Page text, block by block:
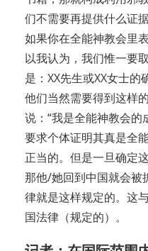
们不需要再提供什么证
如果你在全能神教会里
以我认为，我们惟一要
是：XX先生或XX女士的
他们当然需要得到这样
说：“我是全能神教会的
要求个体证明其真是全
正当的。但是一旦确定
那他/她回到中国就会被
律就是这样规定的。这
国法律（规定的）。